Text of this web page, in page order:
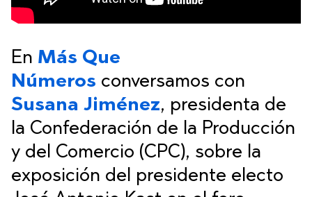
En Más Que
Números conversamos con
Susana Jiménez, presidenta de
la Confederación de la Producción
y del Comercio (CPC), sobre la
exposición del presidente electo